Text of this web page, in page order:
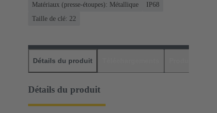
Matériaux (presse-étoupes): Métallique
IP68
Taille de clé: 22
Détails du produit
Détails du produit